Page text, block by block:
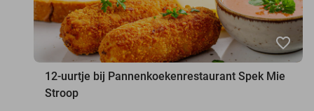
favorite_border
12-uurtje bij Pannenkoekenrestaurant Spek Mie
Stroop